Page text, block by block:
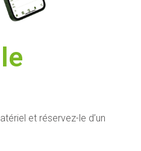
et réservez-le d’un